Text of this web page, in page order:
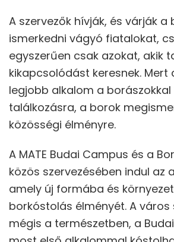
A szervezők hívják, és várják a
ismerkedni vágyó fiatalokat,
egyszerűen csak azokat, akik
kikapcsolódást keresnek. Mert
legjobb alkalom a borászokkal
találkozásra, a borok
közösségi élményre.
A MATE Budai Campus és a
közös szervezésében indul az
amely új formába és
borkóstolás élményét. A város
mégis a természetben, a